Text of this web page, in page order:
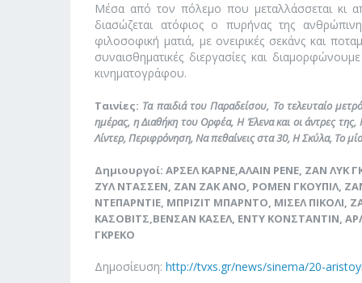
Μέσα από τον πόλεμο που μεταλλάσσεται κι
διασώζεται ατόφιος ο πυρήνας της
φιλοσοφική ματιά, με ονειρικές σεκάνς και
συναισθηματικές διεργασίες και
κινηματογράφου.
Ταινίες: Τα παιδιά του Παραδείσου, Το τελευταίο
ημέρας, η Διαθήκη του Ορφέα, Η Έλενα και οι άντρες
Λίντερ, Περιφρόνηση, Να πεθαίνεις στα 30, Η Σκύλα, Το
Δημιουργοί: ΑΡΣΕΛ ΚΑΡΝΕ,ΑΛΑΙΝ ΡΕΝΕ, ΖΑΝ
ΖΥΛ ΝΤΑΣΣΕΝ, ΖΑΝ ΖΑΚ ΑΝΟ, ΡΟΜΕΝ ΓΚΟΥΠΙΛ,
ΝΤΕΠΑΡΝΤΙΕ, ΜΠΡΙΖΙΤ ΜΠΑΡΝΤΟ, ΜΙΣΕΛ
ΚΑΣΟΒΙΤΣ,ΒΕΝΣΑΝ ΚΑΣΕΛ, ΕΝΤΥ ΚΟΝΣΤΑΝΤΙΝ,
ΓΚΡΕΚΟ
Δημοσίευση: http://tvxs.gr/news/sinema/20-